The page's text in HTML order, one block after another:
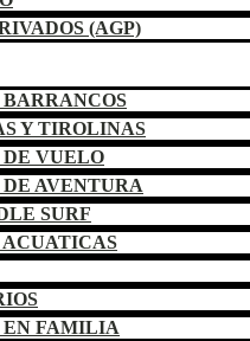
(AGP)
BARRANCOS
Y TIROLINAS
VUELO
AVENTURA
SURF
FAMILIA